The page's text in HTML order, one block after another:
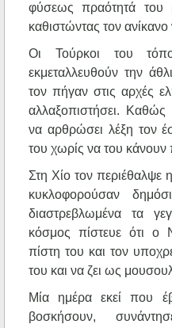
φύσεως πραότητά του
καθιστώντας τον ανίκανο
Οι Τούρκοι του
εκμεταλλευθούν την
τον πήγαν στις αρχές
αλλαξοπιστήσει.
να αρθρώσει λέξη τον
του χωρίς να του κάνουν
Στη Χίο τον
κυκλοφορούσαν
διαστρεβλωμένα τα
κόσμος πίστευε ότι ο
πίστη του και τον
του και να ζει ως
Μία ημέρα εκεί που
βοσκήσουν,